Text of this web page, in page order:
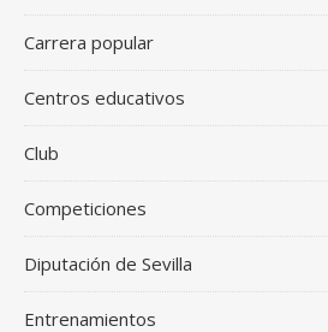
Carrera popular
Centros educativos
Club
Competiciones
Diputación de Sevilla
Entrenamientos